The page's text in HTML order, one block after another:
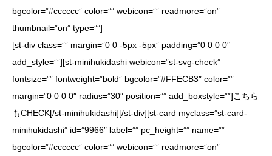
bgcolor=”#cccccc” color=”” webicon=”” readmore=”on”
thumbnail=”on” type=””]
[st-div class=”” margin=”0 0 -5px -5px” padding=”0 0 0 0″
add_style=””][st-minihukidashi webicon=”st-svg-check”
fontsize=”” fontweight=”bold” bgcolor=”#FFECB3″ color=””
margin=”0 0 0 0″ radius=”30″ position=”” add_boxstyle=””]こちら
もCHECK[/st-minihukidashi][/st-div][st-card myclass=”st-card-
minihukidashi” id=”9966″ label=”” pc_height=”” name=””
bgcolor=”#cccccc” color=”” webicon=”” readmore=”on”